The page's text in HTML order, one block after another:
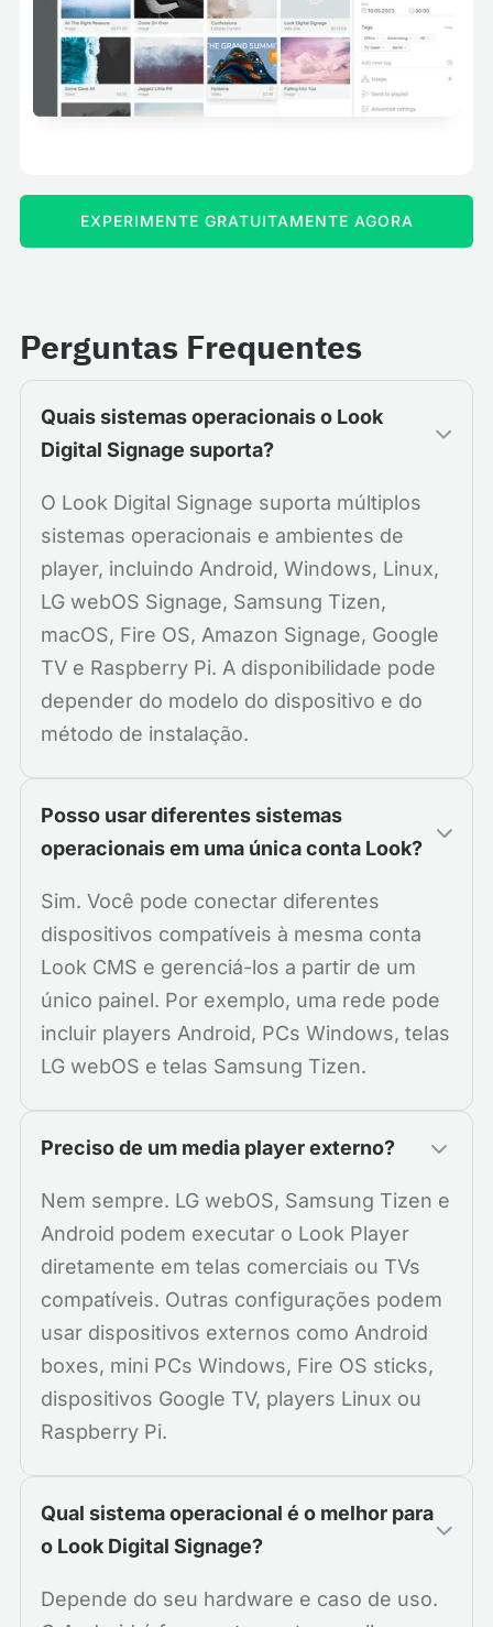
EXPERIMENTE GRATUITAMENTE AGORA
Perguntas Frequentes
Quais sistemas operacionais o Look
Digital Signage suporta?
O Look Digital Signage suporta múltiplos
sistemas operacionais e ambientes de
player, incluindo Android, Windows, Linux,
LG webOS Signage, Samsung Tizen,
macOS, Fire OS, Amazon Signage, Google
TV e Raspberry Pi. A disponibilidade pode
depender do modelo do dispositivo e do
método de instalação.
Posso usar diferentes sistemas
operacionais em uma única conta Look?
Sim. Você pode conectar diferentes
dispositivos compatíveis à mesma conta
Look CMS e gerenciá-los a partir de um
único painel. Por exemplo, uma rede pode
incluir players Android, PCs Windows, telas
LG webOS e telas Samsung Tizen.
Preciso de um media player externo?
Nem sempre. LG webOS, Samsung Tizen e
Android podem executar o Look Player
diretamente em telas comerciais ou TVs
compatíveis. Outras configurações podem
usar dispositivos externos como Android
boxes, mini PCs Windows, Fire OS sticks,
dispositivos Google TV, players Linux ou
Raspberry Pi.
Qual sistema operacional é o melhor para
o Look Digital Signage?
Depende do seu hardware e caso de uso.